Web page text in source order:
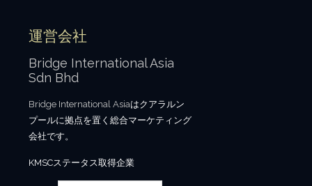
運営会社
Bridge International Asia
Sdn Bhd
Bridge International Asiaはクアラルン
プールに拠点を置く総合マーケティング
会社です。
KMSCステータス取得企業